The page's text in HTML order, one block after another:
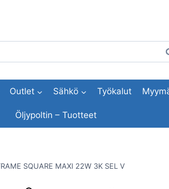
Outlet Sähkö Työkalut
Öljypoltin – Tuotteet
SQUARE MAXI 22W 3K SEL V